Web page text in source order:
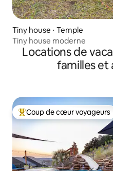
Tiny house ⋅ Temple
Tiny house moderne
Locations de
familles et
Coups de cœur voyageurs
Coup de cœur voyageurs